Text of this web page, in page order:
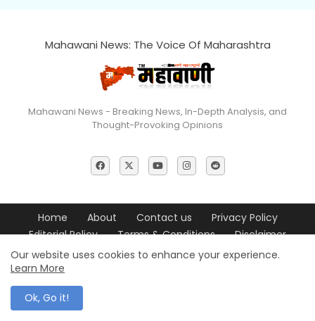
Mahawani News: The Voice Of Maharashtra
Mahawani News - Breaking News, In-Depth Analysis, and
Thought-Provoking Opinions
Home About Contact us
Privacy Policy
Editorial Policy
Terms & Conditions Disclaimer
© 2026 Mahawani News All Rights Reserved
Our website uses cookies to enhance your experience.
Learn More
Ok, Go it!